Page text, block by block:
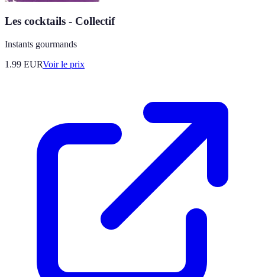
Les cocktails - Collectif
Instants gourmands
1.99 EURVoir le prix